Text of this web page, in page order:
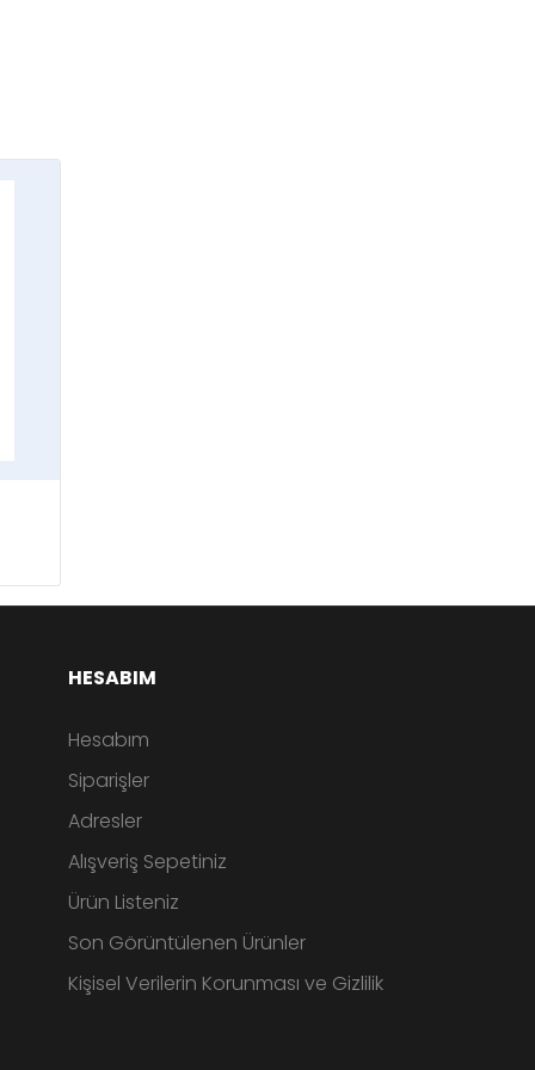
HESABIM
Hesabım
Siparişler
Adresler
Alışveriş Sepetiniz
Ürün Listeniz
Son Görüntülenen Ürünler
Kişisel Verilerin Korunması ve Gizlilik